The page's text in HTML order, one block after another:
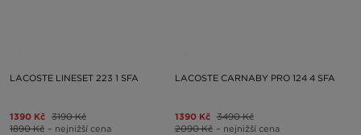
LACOSTE LINESET 223 1 SFA
1390 Kč 3190 Kč
1890 Kč – nejnižší cena
LACOSTE CARNABY PRO 124 4 SFA
1390 Kč 3490 Kč
2090 Kč – nejnižší cena